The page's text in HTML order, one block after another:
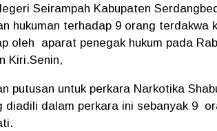
Seirampah Kabupaten
hukuman terhadap 9 orang terdakwa
oleh aparat penegak hukum pada
Kiri.Senin,
putusan untuk perkara Narkotika
diadili dalam perkara ini sebanyak 9